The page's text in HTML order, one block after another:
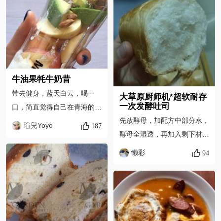
牛油果牦牛奶昔
带去健身，蓝天白云，喝一
口，简直觉得自己在青海的大
草原上自由呼吸?
瑄兒Yoyo 187
大草原厨师机*超软耐存
一次发酵吐司
先放酵母，加配方中部分水，
酵母全湿透，再加入剩下材
料，大草原厨师机1档混合至
懒彩 94